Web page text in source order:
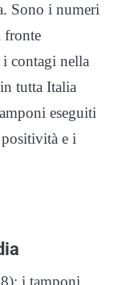
Sono i numeri
fronte
contagi nella
tutta Italia
eseguiti
e i
i tamponi